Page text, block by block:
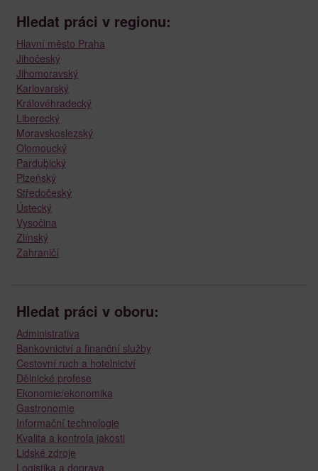
Hledat práci v regionu:
Hlavní město Praha
Jihočeský
Jihomoravský
Karlovarský
Královéhradecký
Liberecký
Moravskoslezský
Olomoucký
Pardubický
Plzeňský
Středočeský
Ústecký
Vysočina
Zlínský
Zahraničí
Hledat práci v oboru:
Administrativa
Bankovnictví a finanční služby
Cestovní ruch a hotelnictví
Dělnické profese
Ekonomie/ekonomika
Gastronomie
Informační technologie
Kvalita a kontrola jakosti
Lidské zdroje
Logistika a doprava